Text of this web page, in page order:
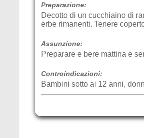
Preparazione:
Decotto di un cucchiaino di
erbe rimanenti. Tenere
Assunzione:
Preparare e bere mattina e
Controindicazioni:
Bambini sotto ai 12 anni,